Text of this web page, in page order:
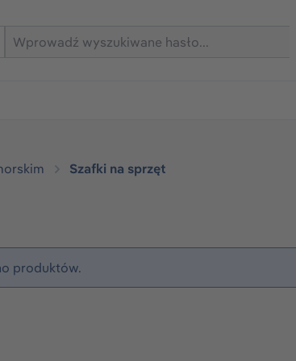
Szafki na sprzęt
produktów.